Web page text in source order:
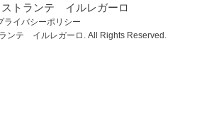
ストランテ イルレガーロ
ライバシーポリシー
ンテ イルレガーロ . All Rights Reserved.